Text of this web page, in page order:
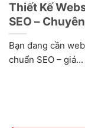
Thiết Kế
SEO –
Bạn đang cần
chuẩn SEO – giá...